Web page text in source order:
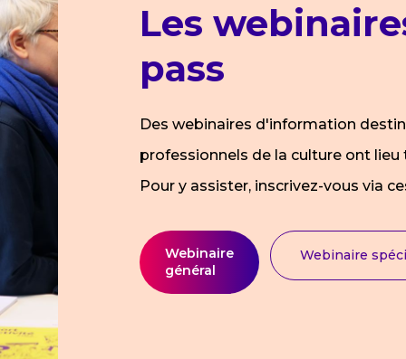
Les
pass
Des webinaires d'information
professionnels de la culture ont lieu
Pour y assister, inscrivez-vous via
Webinaire
général
Webinaire